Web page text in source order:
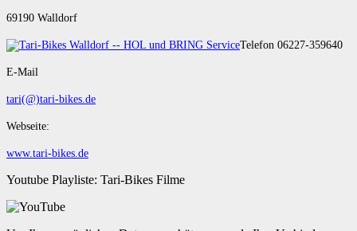
69190 Walldorf
Telefon 06227-359640
E-Mail
tari(@)tari-bikes.de
Webseite:
www.tari-bikes.de
Youtube Playliste: Tari-Bikes Filme